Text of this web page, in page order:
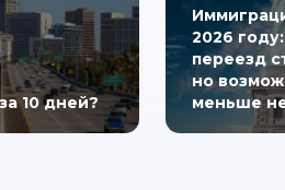
10 дней?
2026
переезд
но
меньше